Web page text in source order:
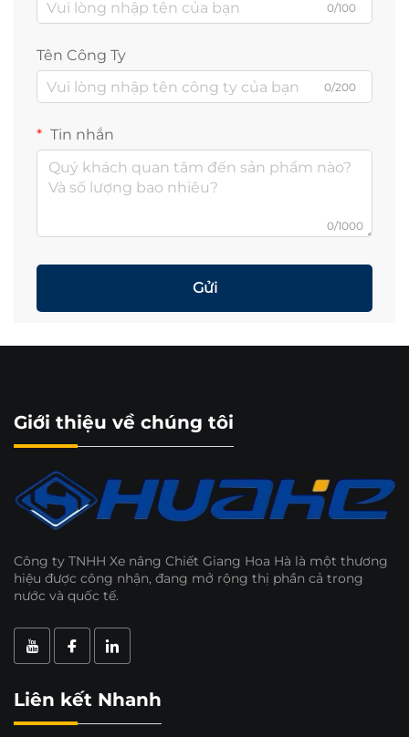
0/100
Tên Công Ty
0/200
Tin nhắn
0/1000
Gửi
Giới thiệu về chúng tôi
Công ty TNHH Xe nâng Chiết Giang Hoa Hà là một thương
hiệu được công nhận, đang mở rộng thị phần cả trong
nước và quốc tế.
Liên kết Nhanh